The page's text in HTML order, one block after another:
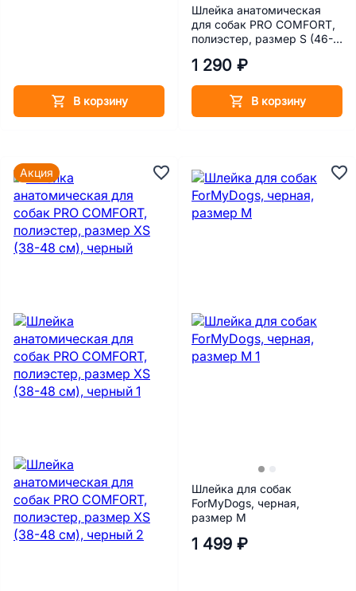
В корзину
Шлейка анатомическая
для собак PRO COMFORT,
полиэстер, размер S (46-
1 290 ₽
В корзину
Акция
Шлейка для собак
ForMyDogs, черная,
размер M
1 499 ₽